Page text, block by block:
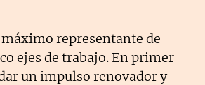
máximo representante de
ejes de trabajo. En primer
un impulso renovador y